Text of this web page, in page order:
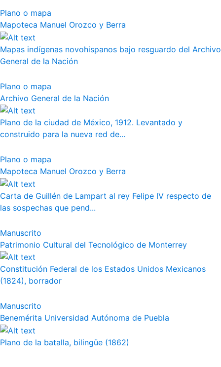
Plano o mapa
Mapoteca Manuel Orozco y Berra
Mapas indígenas novohispanos bajo resguardo del Archivo
General de la Nación
Plano o mapa
Archivo General de la Nación
Plano de la ciudad de México, 1912. Levantado y
construido para la nueva red de...
Plano o mapa
Mapoteca Manuel Orozco y Berra
Carta de Guillén de Lampart al rey Felipe IV respecto de
las sospechas que pend...
Manuscrito
Patrimonio Cultural del Tecnológico de Monterrey
Constitución Federal de los Estados Unidos Mexicanos
(1824), borrador
Manuscrito
Benemérita Universidad Autónoma de Puebla
Plano de la batalla, bilingüe (1862)